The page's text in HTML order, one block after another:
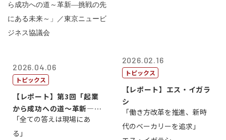
2026.04.06
トピックス
【レポート】第3回「起業
から成功への道～革新―挑
戦の先にある...
「全ての答えは現場にあ
る」
2026.02.16
トピックス
【レポート】エス・イガラ
シ
「働き方改革を推進、新時
代のベーカリーを追求」